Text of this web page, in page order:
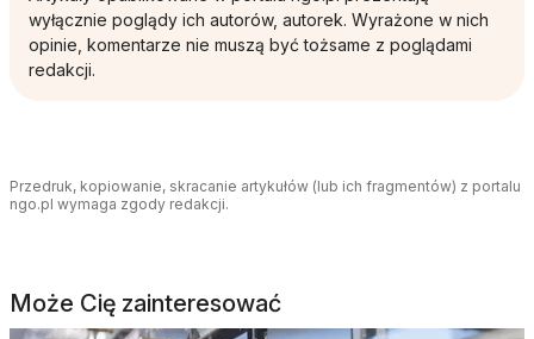
wyłącznie poglądy ich autorów, autorek. Wyrażone w nich
opinie, komentarze nie muszą być tożsame z poglądami
redakcji.
Przedruk, kopiowanie, skracanie artykułów (lub ich fragmentów) z portalu
ngo.pl wymaga zgody redakcji.
Może Cię zainteresować